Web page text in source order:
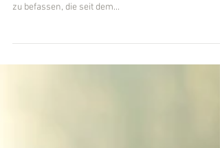
zu befassen, die seit dem...